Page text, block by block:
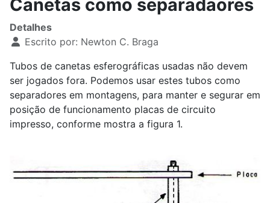
Canetas como separadaores
Detalhes
Escrito por: Newton C. Braga
Tubos de canetas esferográficas usadas não devem
ser jogados fora. Podemos usar estes tubos como
separadores em montagens, para manter e segurar em
posição de funcionamento placas de circuito
impresso, conforme mostra a figura 1.